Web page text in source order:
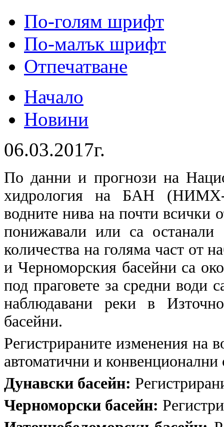
По-голям шрифт
По-малък шрифт
Отпечатване
Начало
Новини
06.03.2017г.
По данни и прогнози на
хидрология на БАН (НИМХ-
водните нива на почти всички
понижавали или са останали
количества на голяма част от
и Черноморския басейни са
под праговете за средни води
наблюдавани реки в
басейни.
Регистрираните изменения на
автоматични и
Дунавски басейн:
Черноморски басейн: